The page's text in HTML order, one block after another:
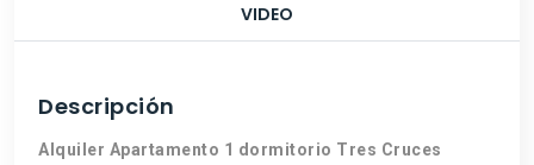
VIDEO
Descripción
Alquiler Apartamento 1 dormitorio Tres Cruces